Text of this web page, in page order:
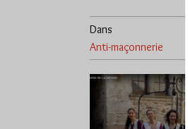
Dans
Anti-maçonnerie